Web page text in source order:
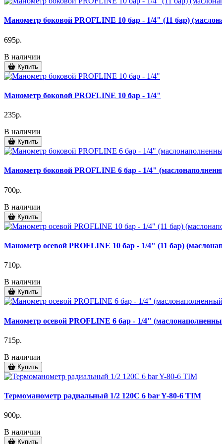
Манометр боковой PROFLINE 10 бар - 1/4" (11 бар)
695р.
В наличии
Купить
Манометр боковой PROFLINE 10 бар - 1/4"
235р.
В наличии
Купить
Манометр боковой PROFLINE 6 бар - 1/4"
700р.
В наличии
Купить
Манометр осевой PROFLINE 10 бар - 1/4" (11 бар)
710р.
В наличии
Купить
Манометр осевой PROFLINE 6 бар - 1/4"
715р.
В наличии
Купить
Термоманометр радиальный 1/2 120С 6 bar Y-80-6 TIM
900р.
В наличии
Купить